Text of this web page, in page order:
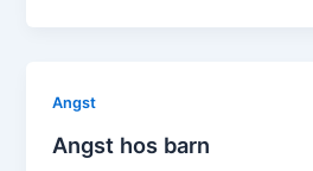
Angst
Angst hos barn